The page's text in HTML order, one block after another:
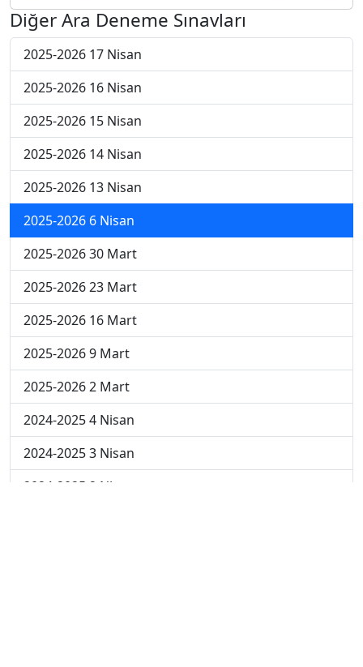
Diğer Ara Deneme Sınavları
2025-2026 17 Nisan
2025-2026 16 Nisan
2025-2026 15 Nisan
2025-2026 14 Nisan
2025-2026 13 Nisan
2025-2026 6 Nisan
2025-2026 30 Mart
2025-2026 23 Mart
2025-2026 16 Mart
2025-2026 9 Mart
2025-2026 2 Mart
2024-2025 4 Nisan
2024-2025 3 Nisan
2024-2025 2 Nisan